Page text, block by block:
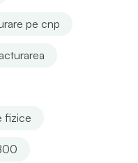
pe cnp
fizice